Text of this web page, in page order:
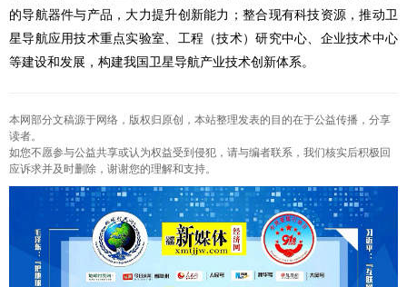
的导航器件与产品，大力提升创新能力；整合现有科技资源，推动卫
星导航应用技术重点实验室、工程（技术）研究中心、企业技术中心
等建设和发展，构建我国卫星导航产业技术创新体系。
本网部分文稿源于网络，版权归原创，本站整理发表的目的在于公益传播，分享
读者。
如您不愿参与公益共享或认为权益受到侵犯，请与编者联系，我们核实后积极回
应诉求并及时删除，谢谢您的理解和支持。